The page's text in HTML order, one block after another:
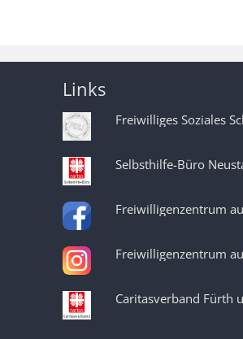
Links
Freiwilliges Soziales
Selbsthilfe-Büro
Freiwilligenzentrum
Freiwilligenzentrum
Caritasverband Fürth